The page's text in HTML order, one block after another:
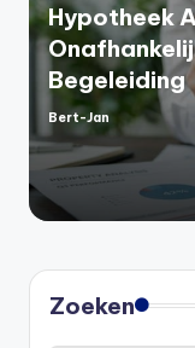
Hypotheek
Begeleiding
Geplaatst
door
Bert-Jan
Zoeken